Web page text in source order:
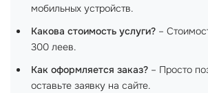
мобильных устройств.
Какова стоимость услуги? –
300 леев.
Как оформляется заказ? – Просто
оставьте заявку на сайте.